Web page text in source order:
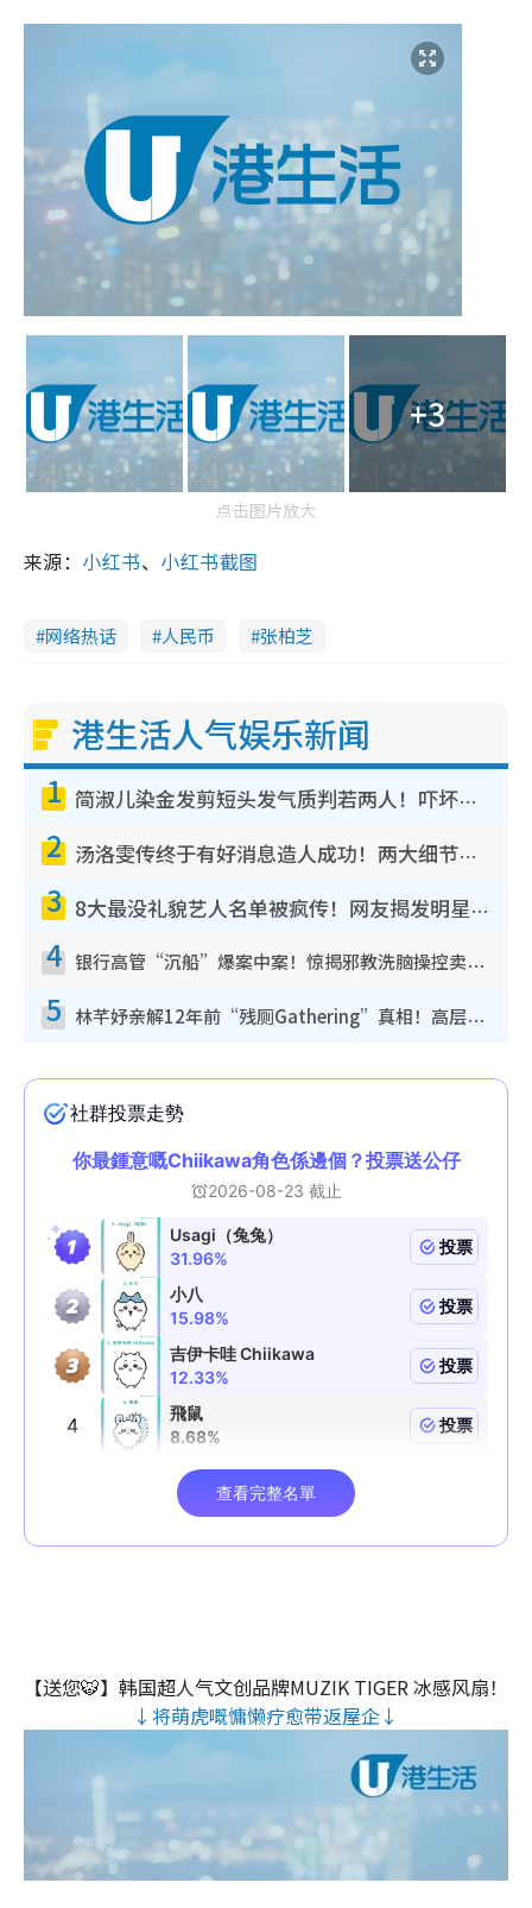
+3
点击图片放大
来源： 小红书、 小红书截图
网络热话 人民币 张柏芝
港生活人气娱乐新闻
1 简淑儿染金发剪短头发气质判若两人！吓坏老公麦大力都认不出：“你做什么？”
2 汤洛雯传终于有好消息造人成功！两大细节曝孕味极浓引猜测：大肚婆先会咁！
3 8大最没礼貌艺人名单被疯传！网友揭发明星真面目，一致数落这一位是无品天花板？
4 银行高管“沉船”爆案中案！惊揭邪教洗脑操控卖淫被吞600万，幕后黑手讲多错多
5 林芊妤亲解12年前“残厕Gathering”真相！高层解约一句话重创尊严，至今拒返TVB
【送您🐯】韩国超人气文创品牌MUZIK TIGER 冰感风扇！
↓将萌虎嘅慵懒疗愈带返屋企↓